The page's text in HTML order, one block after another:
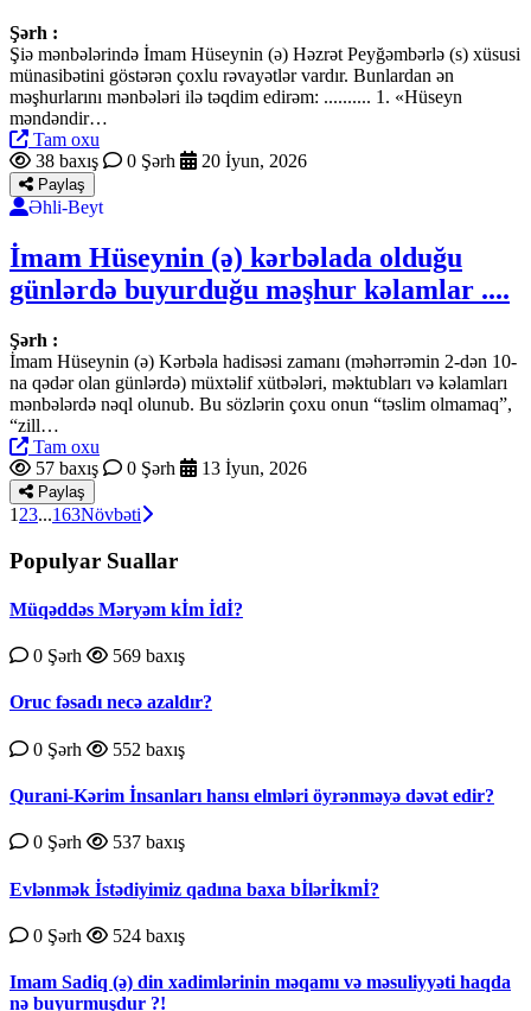
Şərh :
Şiə mənbələrində İmam Hüseynin (ə) Həzrət Peyğəmbərlə (s) xüsusi
münasibətini göstərən çoxlu rəvayətlər vardır. Bunlardan ən
məşhurlarını mənbələri ilə təqdim edirəm: .......... 1. «Hüseyn
məndəndir…
Tam oxu
38 baxış
0 Şərh 20 İyun, 2026
Paylaş
Əhli-Beyt
İmam Hüseynin (ə) kərbəlada olduğu
günlərdə buyurduğu məşhur kəlamlar ....
Şərh :
İmam Hüseynin (ə) Kərbəla hadisəsi zamanı (məhərrəmin 2-dən 10-
na qədər olan günlərdə) müxtəlif xütbələri, məktubları və kəlamları
mənbələrdə nəql olunub. Bu sözlərin çoxu onun “təslim olmamaq”,
“zill…
Tam oxu
57 baxış
0 Şərh 13 İyun, 2026
Paylaş
1 23...163Növbəti
Populyar Suallar
Müqəddəs Məryəm kİm İdİ?
0 Şərh 569 baxış
Oruc fəsadı necə azaldır?
0 Şərh 552 baxış
Qurаni-Kərim İnsаnlаrı hаnsı еlmləri öyrənməyə dəvət еdir?
0 Şərh 537 baxış
Evlənmək İstədiyimiz qadına baxa bİlərİkmİ?
0 Şərh 524 baxış
Imam Sadiq (ə) din xadimlərinin məqamı və məsuliyyəti haqda
nə buyurmuşdur ?!